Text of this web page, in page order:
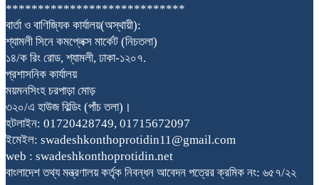
****************************
বার্তা ও বাণিজ্যিক কার্যালয়(অস্থায়ী):
শ্যামলী সিনে কমপ্লেক্স মার্কেট (নিচতলা)
১৪/ক রিং রোড, শ্যামলী, ঢাকা-১২০৭.
প্রশাসনিক কার্যালয়
ময়মনসিংহ চরপাড়া মোড়
৩২০/এ হাউজ বিল্ডিং (পাঁচ তলা)।
হটলাইন: 01720428749, 01715672097
ইমেইল: swadeshkonthoprotidin11@gmail.com
web : swadeshkonthoprotidin.net
বাংলাদেশ তথ্য মন্ত্রণালয় কর্তৃক নিবন্ধন আবেদন পত্রের ক্রমিক নং: ৬৫৭/২২